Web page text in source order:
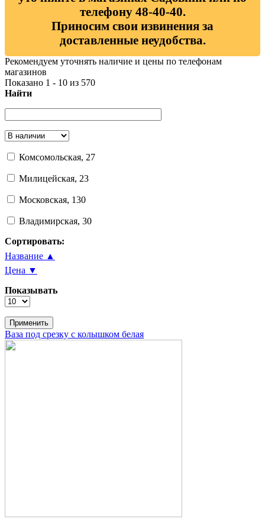
телефону 48-40-40.
Приносим свои извинения за
доставленные неудобства.
Рекомендуем уточнять наличие и цены по телефонам
магазинов
Показано 1 - 10 из 570
Найти
Комсомольская, 27
Милицейская, 23
Московская, 130
Владимирская, 30
Сортировать:
Название ▲
Цена ▼
Показывать
Ваза под срезку с колышком белая